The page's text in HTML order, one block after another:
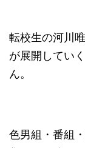
転校生の河川
が展開してい
ん。
色男組・番組